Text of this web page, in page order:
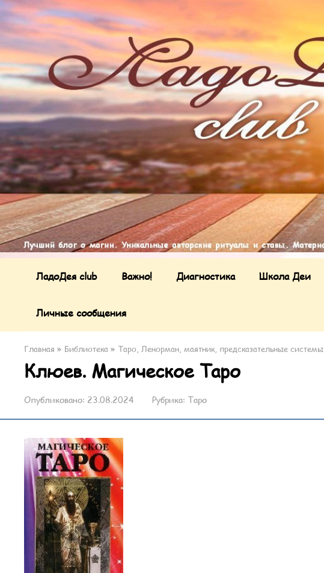
ЛадоДея club Важно! Диагностика Школа Деи
Личные сообщения
Главная » Библиотека » Таро, Ленорман, маятник, предсказательные системы
Клюев. Магическое Таро
Опубликовано: 23.08.2024 Рубрика: Таро